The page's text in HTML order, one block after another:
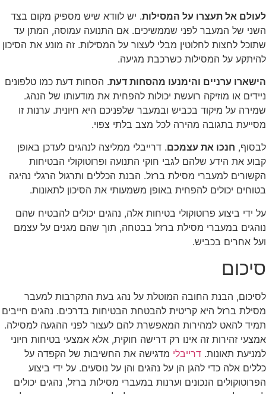
אל תעצרו על המסילות. יש לוודא שיש מספיק מקום בצד
של המעבר לפני שממשיכים. אם התנועה עמוסה, המתן עד
לחצות לחלוטין מבלי לעצור על המסילות. זה מונע את הסיכון
על המסילות כשרכבת מגיעה.
ערניים והימנעו מהסחות דעת. הסחות דעת כמו טלפונים
או מוזיקה רועשת יכולות להפחית את מודעותו של הנהג.
על מיקוד בכביש ובמעבר שלפניכם היא חיונית. ערנות זו
בתגובה מהירה לכל מצב בלתי צפוי.
חנכו את עצמכם. דרייבלי ממליצה לנהגים לעדכן באופן
את הידע שלהם לגבי חוקי התנועה ופרוטוקולי הבטיחות
למעברי מסילת ברזל. הבנת הכללים ותרגול הרגלי נהיגה
יכולים להפחית באופן משמעותי את הסיכון לתאונות.
ידי ביצוע פרוטוקולי בטיחות אלה, נהגים יכולים להבטיח שהם
במעברי מסילת ברזל בבטחה, תוך שהם מגנים על עצמם
אחרים בכביש.
הבנת החובה המוטלת על נהג בעת התקרבות למעבר
ברזל היא קריטית להבטחת הבטיחות בדרכים. נהגים חייבים
להאט למהירות המאפשרת להם לעצור לפני ההגעה למסילה.
זהירות זה אינו רק דרישה חוקית, אלא אמצעי בטיחות חיוני
תאונות.דרייבלימדגישה את החשיבות של הקפדה על
אלה כדי להגן הן על נהגים והן על נוסעים. על ידי ביצוע
הנכונים וערנות במעברי מסילות ברזל, נהגים יכולים